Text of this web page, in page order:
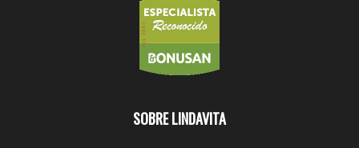
SOBRE LINDAVITA